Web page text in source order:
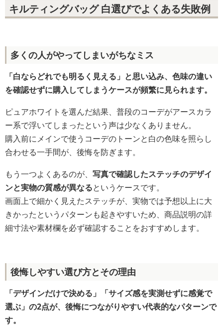
キルティングバッグ 白選びでよくある失敗例
多くの人がやってしまいがちなミス
「白ならどれでも明るく見える」と思い込み、色味の違い
を確認せずに購入してしまうケースが頻繁に見られます。
ピュアホワイトを選んだ結果、普段のコーデがアースカラ
ー系で浮いてしまったという声は少なくありません。
購入前にメインで使うコーデのトーンと白の色味を照らし
合わせる一手間が、後悔を防ぎます。
もう一つよくあるのが、 写真で確認したステッチのデザイ
ンと実物の質感が異なるというケースです。
画面上で細かく見えたステッチが、実物では予想以上に大
きかったというパターンも起きやすいため、商品説明の詳
細寸法や素材欄を必ず確認することをおすすめします。
後悔しやすい選び方とその理由
「デザインだけで決める」「サイズ感を実測せずに感覚で
選ぶ」の2点が、後悔につながりやすい代表的なパターンで
す。